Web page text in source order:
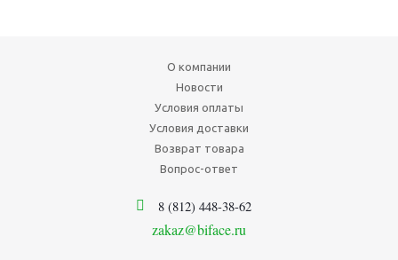
О компании
Новости
Условия оплаты
Условия доставки
Возврат товара
Вопрос-ответ
8 (812) 448-38-62
zakaz@biface.ru